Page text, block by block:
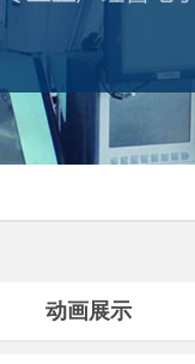
动画展示